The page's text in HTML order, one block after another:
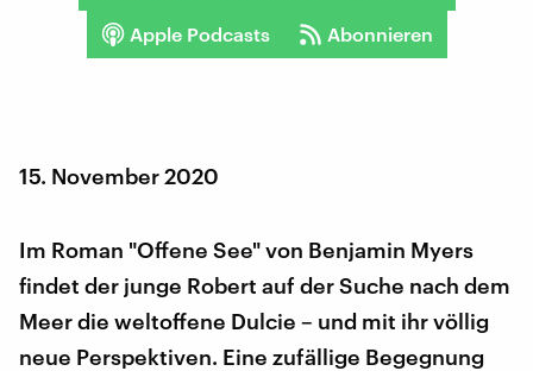
Apple Podcasts Abonnieren
15. November 2020
Im Roman "Offene See" von Benjamin Myers
findet der junge Robert auf der Suche nach dem
Meer die weltoffene Dulcie – und mit ihr völlig
neue Perspektiven. Eine zufällige Begegnung